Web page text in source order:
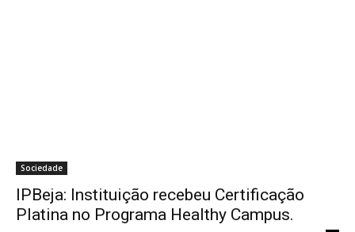
Sociedade
IPBeja: Instituição recebeu Certificação
Platina no Programa Healthy Campus.